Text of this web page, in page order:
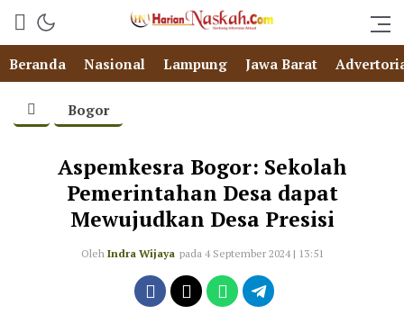
Beranda Nasional Lampung Jawa Barat
Bogor
Aspemkesra Bogor: Sekolah
Pemerintahan Desa dapat
Mewujudkan Desa Presisi
Oleh Indra Wijaya pada 4 September 2024 | 13:51